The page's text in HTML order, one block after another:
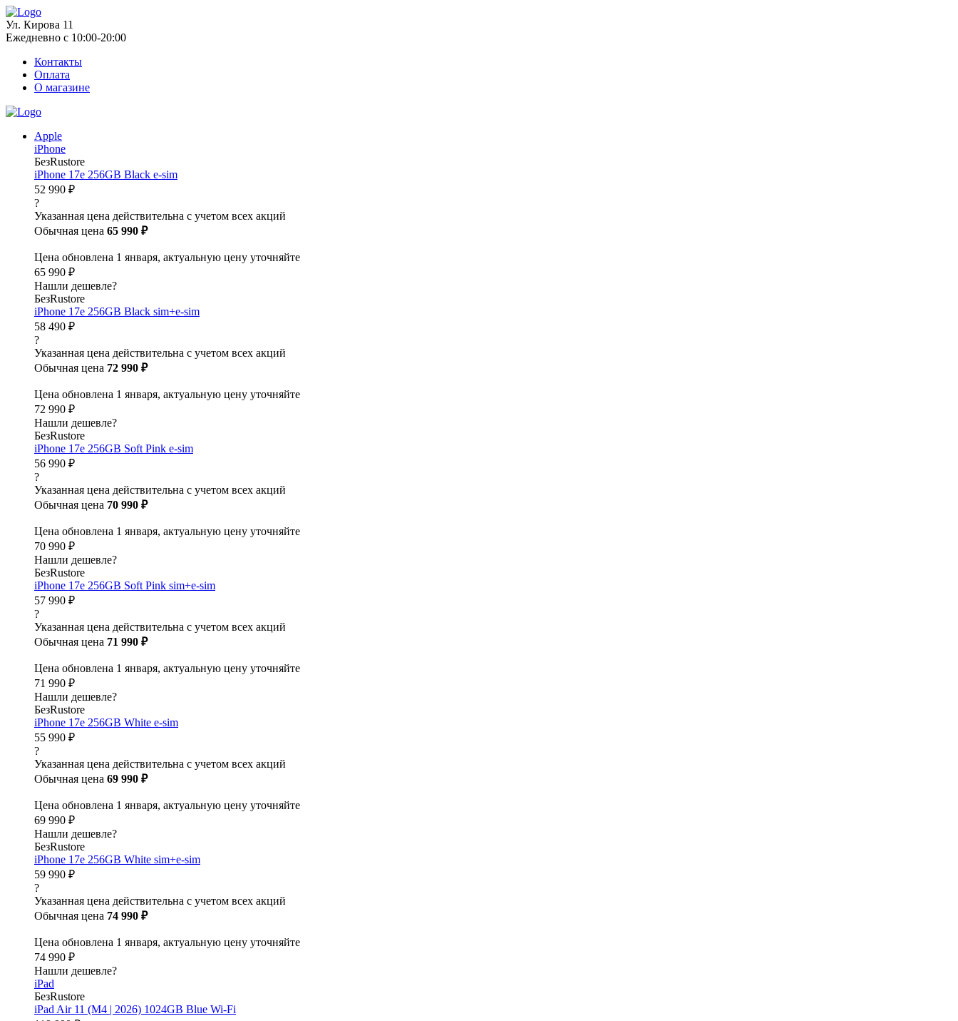
Ул. Кирова 11
Ежедневно с 10:00-20:00
Контакты
Оплата
О магазине
Apple
iPhone
БезRustore
iPhone 17e 256GB Black e-sim
52 990 ₽
?
Указанная цена действительна с учетом всех акций
Обычная цена 65 990 ₽
Цена обновлена 1 января, актуальную цену уточняйте
65 990 ₽
Нашли дешевле?
БезRustore
iPhone 17e 256GB Black sim+e-sim
58 490 ₽
?
Указанная цена действительна с учетом всех акций
Обычная цена 72 990 ₽
Цена обновлена 1 января, актуальную цену уточняйте
72 990 ₽
Нашли дешевле?
БезRustore
iPhone 17e 256GB Soft Pink e-sim
56 990 ₽
?
Указанная цена действительна с учетом всех акций
Обычная цена 70 990 ₽
Цена обновлена 1 января, актуальную цену уточняйте
70 990 ₽
Нашли дешевле?
БезRustore
iPhone 17e 256GB Soft Pink sim+e-sim
57 990 ₽
?
Указанная цена действительна с учетом всех акций
Обычная цена 71 990 ₽
Цена обновлена 1 января, актуальную цену уточняйте
71 990 ₽
Нашли дешевле?
БезRustore
iPhone 17e 256GB White e-sim
55 990 ₽
?
Указанная цена действительна с учетом всех акций
Обычная цена 69 990 ₽
Цена обновлена 1 января, актуальную цену уточняйте
69 990 ₽
Нашли дешевле?
БезRustore
iPhone 17e 256GB White sim+e-sim
59 990 ₽
?
Указанная цена действительна с учетом всех акций
Обычная цена 74 990 ₽
Цена обновлена 1 января, актуальную цену уточняйте
74 990 ₽
Нашли дешевле?
iPad
БезRustore
iPad Air 11 (M4 | 2026) 1024GB Blue Wi-Fi